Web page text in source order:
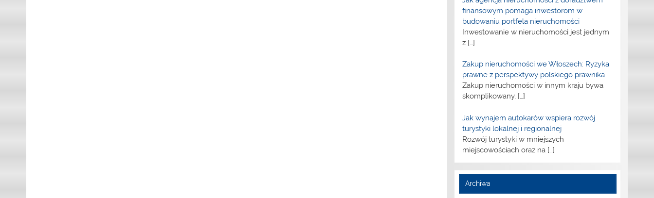
finansowym pomaga inwestorom w
budowaniu portfela nieruchomości
Inwestowanie w nieruchomości jest jednym
z […]
Zakup nieruchomości we Włoszech: Ryzyka
prawne z perspektywy polskiego prawnika
Zakup nieruchomości w innym kraju bywa
skomplikowany, […]
Jak wynajem autokarów wspiera rozwój
turystyki lokalnej i regionalnej
Rozwój turystyki w mniejszych
miejscowościach oraz na […]
Archiwa